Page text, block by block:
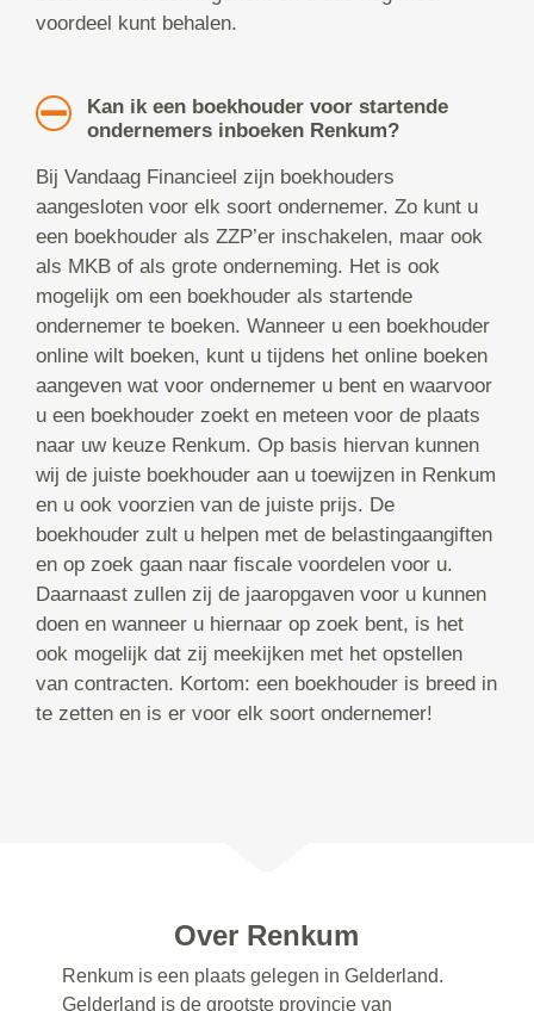
voordeel kunt behalen.
Kan ik een boekhouder voor startende
ondernemers inboeken Renkum?
Bij Vandaag Financieel zijn boekhouders
aangesloten voor elk soort ondernemer. Zo kunt u
een boekhouder als ZZP’er inschakelen, maar ook
als MKB of als grote onderneming. Het is ook
mogelijk om een boekhouder als startende
ondernemer te boeken. Wanneer u een boekhouder
online wilt boeken, kunt u tijdens het online boeken
aangeven wat voor ondernemer u bent en waarvoor
u een boekhouder zoekt en meteen voor de plaats
naar uw keuze Renkum. Op basis hiervan kunnen
wij de juiste boekhouder aan u toewijzen in Renkum
en u ook voorzien van de juiste prijs. De
boekhouder zult u helpen met de belastingaangiften
en op zoek gaan naar fiscale voordelen voor u.
Daarnaast zullen zij de jaaropgaven voor u kunnen
doen en wanneer u hiernaar op zoek bent, is het
ook mogelijk dat zij meekijken met het opstellen
van contracten. Kortom: een boekhouder is breed in
te zetten en is er voor elk soort ondernemer!
Over Renkum
Renkum is een plaats gelegen in Gelderland.
Gelderland is de grootste provincie van